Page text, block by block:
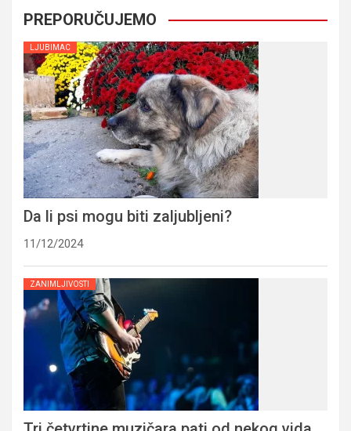
PREPORUČUJEMO
LJUBIMAC
Da li psi mogu biti zaljubljeni?
11/12/2024
ZANIMLJIVOSTI